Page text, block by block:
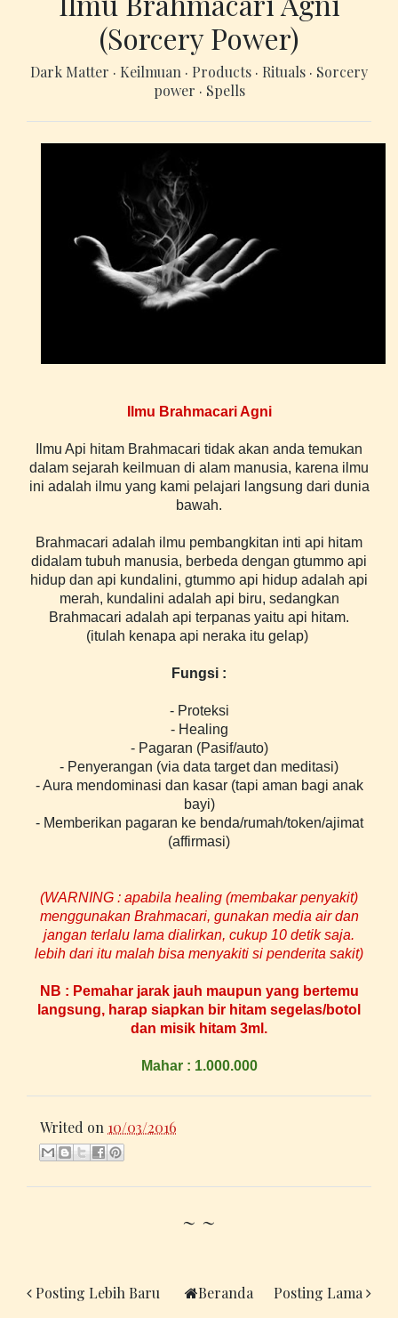
(Sorcery Power)
Dark Matter · Keilmuan · Products · Rituals · Sorcery
power · Spells
Ilmu Brahmacari Agni
Ilmu Api hitam Brahmacari tidak akan anda temukan
dalam sejarah keilmuan di alam manusia, karena ilmu
ini adalah ilmu yang kami pelajari langsung dari dunia
bawah.
Brahmacari adalah ilmu pembangkitan inti api hitam
didalam tubuh manusia, berbeda dengan gtummo api
hidup dan api kundalini, gtummo api hidup adalah api
merah, kundalini adalah api biru, sedangkan
Brahmacari adalah api terpanas yaitu api hitam.
(itulah kenapa api neraka itu gelap)
Fungsi :
- Proteksi
- Healing
- Pagaran (Pasif/auto)
- Penyerangan (via data target dan meditasi)
- Aura mendominasi dan kasar (tapi aman bagi anak
bayi)
- Memberikan pagaran ke benda/rumah/token/ajimat
(affirmasi)
(WARNING : apabila healing (membakar penyakit)
menggunakan Brahmacari, gunakan media air dan
jangan terlalu lama dialirkan, cukup 10 detik saja.
lebih dari itu malah bisa menyakiti si penderita sakit)
NB : Pemahar jarak jauh maupun yang bertemu
langsung, harap siapkan bir hitam segelas/botol
dan misik hitam 3ml.
Mahar : 1.000.000
Writed on 10/03/2016
~ ~
Posting Lebih Baru Posting Lama
Beranda